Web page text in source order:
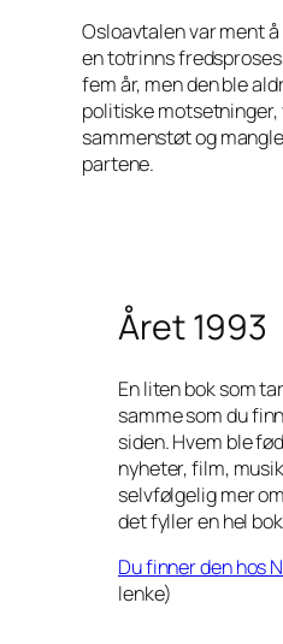
Osloavtalen var ment
en totrinns
fem år, men den ble
politiske motsetninger,
sammenstøt og
partene.
Året 1993
En liten bok som
samme som du
siden. Hvem ble
nyheter, film,
selvfølgelig mer
det fyller en hel
Du finner den hos
lenke)